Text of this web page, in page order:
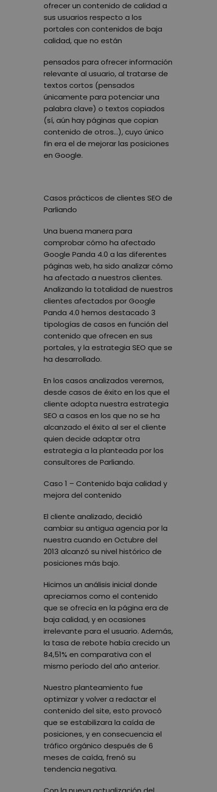
ofrecer un contenido de calidad a
sus usuarios respecto a los
portales con contenidos de baja
calidad, que no están
pensados para ofrecer información
relevante al usuario, al tratarse de
textos cortos (pensados
únicamente para potenciar una
palabra clave) o textos copiados
(sí, aún hay páginas que copian
contenido de otros…), cuyo único
fin era el de mejorar las posiciones
en Google.
Casos prácticos de clientes SEO de
Parliando
Una buena manera para
comprobar cómo ha afectado
Google Panda 4.0 a las diferentes
páginas web, ha sido analizar cómo
ha afectado a nuestros clientes.
Analizando la totalidad de nuestros
clientes afectados por Google
Panda 4.0 hemos destacado 3
tipologías de casos en función del
contenido que ofrecen en sus
portales, y la estrategia SEO que se
ha desarrollado.
En los casos analizados veremos,
desde casos de éxito en los que el
cliente adopta nuestra estrategia
SEO a casos en los que no se ha
alcanzado el éxito al ser el cliente
quien decide adaptar otra
estrategia a la planteada por los
consultores de Parliando.
Caso 1 – Contenido baja calidad y
mejora del contenido
El cliente analizado, decidió
cambiar su antigua agencia por la
nuestra cuando en Octubre del
2013 alcanzó su nivel histórico de
posiciones más bajo.
Hicimos un análisis inicial donde
apreciamos como el contenido
que se ofrecía en la página era de
baja calidad, y en ocasiones
irrelevante para el usuario. Además,
la tasa de rebote había crecido un
84,51% en comparativa con el
mismo período del año anterior.
Nuestro planteamiento fue
optimizar y volver a redactar el
contenido del site, esto provocó
que se estabilizara la caída de
posiciones, y en consecuencia el
tráfico orgánico después de 6
meses de caída, frenó su
tendencia negativa.